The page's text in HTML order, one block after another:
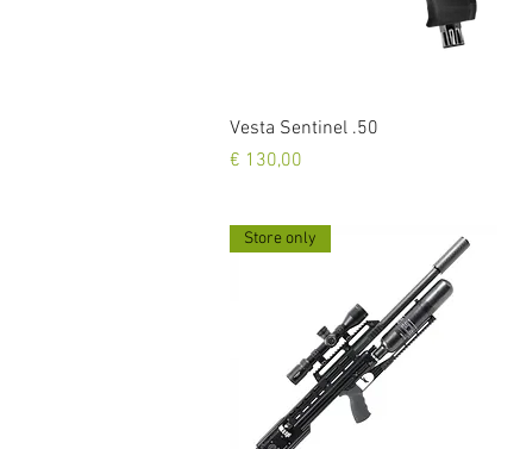
Snel overzicht
Vesta Sentinel .50
Prijs
€ 130,00
Store only